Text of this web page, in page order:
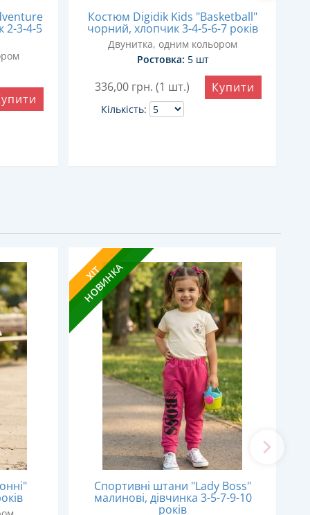
2-3-4-5
Костюм Digidik Kids "Basketball"
чорний, хлопчик 3-4-5-6-7 років
Двунитка, одним кольором
Ростовка: 5 шт
336,00 грн. (1 шт.)
Кількість:
Купити
ХІТ
НОВИНКА
Спортивні штани "Lady Boss"
малинові, дівчинка 3-5-7-9-10
років